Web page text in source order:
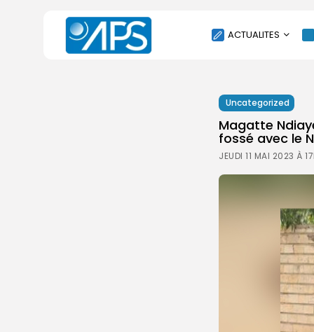
ACTUALITES
SOCIÉTÉ
ÉCONOMIE
CULTURE
INTERNATIONAL
Uncategorized
Magatte
fossé avec le
JEUDI 11 MAI 2023 À